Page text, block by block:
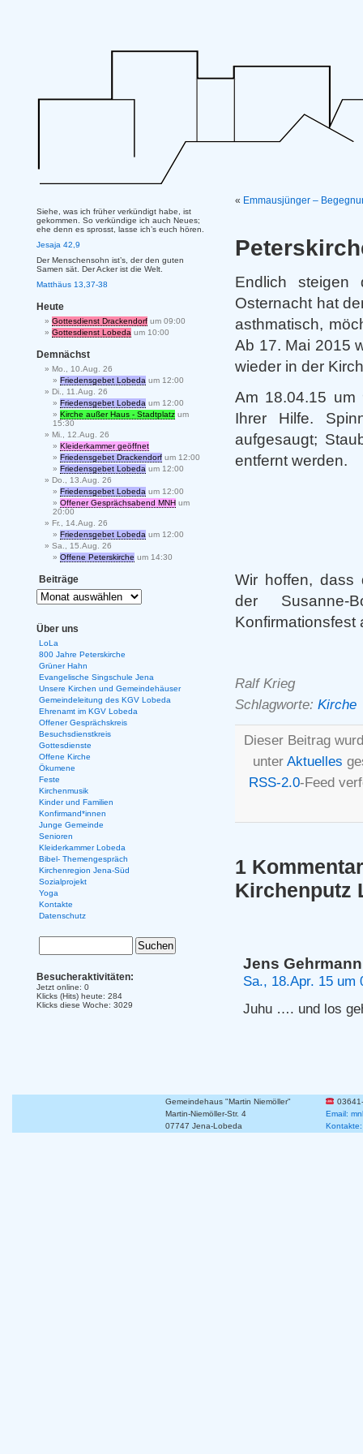
« Emmausjünger –
Endlich steigen
Osternacht hat
asthmatisch,
Ab 17. Mai 2015
wieder in der
Am 18.04.15 um
Ihrer Hilfe.
aufgesaugt;
entfernt werden.
Wir hoffen, dass
der Susanne-
Konfirmationsfest
Ralf Krieg
Schlagworte: Kirche
Dieser Beitrag
unter Aktuelles
RSS-2.0-Feed
1
Kirchenputz
Jens Gehrmann
Sa., 18.Apr. 15 um
Juhu …. und los
Siehe, was ich früher verkündigt habe, ist
gekommen. So verkündige ich auch Neues;
ehe denn es sprosst, lasse ich’s euch hören.
Jesaja 42,9
Der Menschensohn ist’s, der den guten
Samen sät. Der Acker ist die Welt.
Matthäus 13,37-38
Heute
Gottesdienst Drackendorf um 09:00
Gottesdienst Lobeda um 10:00
Demnächst
Mo., 10.Aug. 26
Friedensgebet Lobeda um 12:00
Di., 11.Aug. 26
Friedensgebet Lobeda um 12:00
Kirche außer Haus - Stadtplatz um
15:30
Mi., 12.Aug. 26
Kleiderkammer geöffnet
Friedensgebet Drackendorf um 12:00
Friedensgebet Lobeda um 12:00
Do., 13.Aug. 26
Friedensgebet Lobeda um 12:00
Offener Gesprächsabend MNH um
20:00
Fr., 14.Aug. 26
Friedensgebet Lobeda um 12:00
Sa., 15.Aug. 26
Offene Peterskirche um 14:30
Beiträge
Über uns
LoLa
800 Jahre Peterskirche
Grüner Hahn
Evangelische Singschule Jena
Unsere Kirchen und Gemeindehäuser
Gemeindeleitung des KGV Lobeda
Ehrenamt im KGV Lobeda
Offener Gesprächskreis
Besuchsdienstkreis
Gottesdienste
Offene Kirche
Ökumene
Feste
Kirchenmusik
Kinder und Familien
Konfirmand*innen
Junge Gemeinde
Senioren
Kleiderkammer Lobeda
Bibel- Themengespräch
Kirchenregion Jena-Süd
Sozialprojekt
Yoga
Kontakte
Datenschutz
Besucheraktivitäten:
Jetzt online: 0
Klicks (Hits) heute: 284
Klicks diese Woche: 3029
Gemeindehaus "Martin Niemöller"
Martin-Niemöller-Str. 4
Email:
07747 Jena-Lobeda